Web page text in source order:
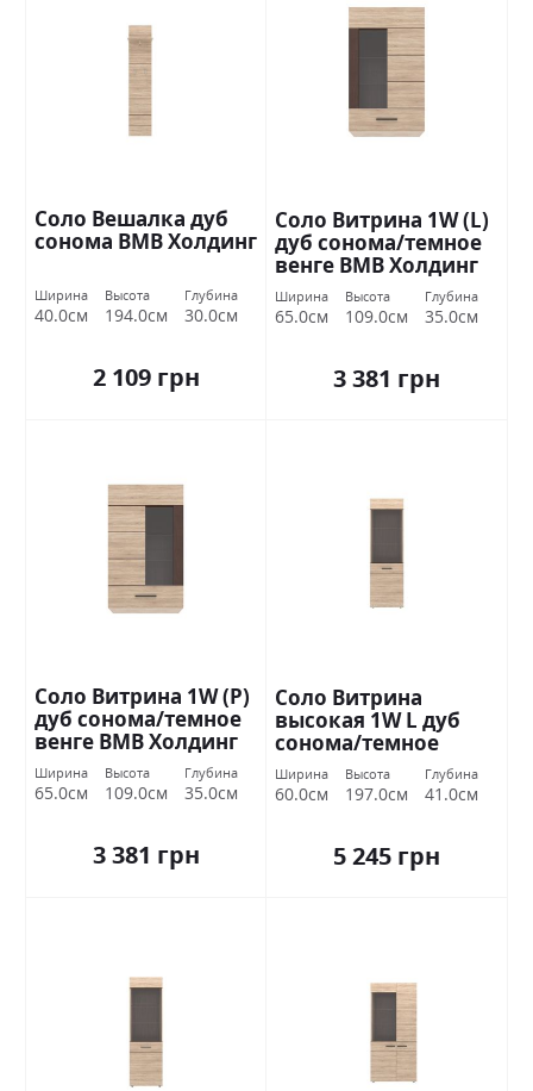
Соло Вешалка дуб
сонома ВМВ Холдинг
Ширина
40.0см
Высота
194.0см
Глубина
30.0см
2 109 грн
Соло Витрина 1W (L)
дуб сонома/темное
венге ВМВ Холдинг
Ширина
65.0см
Высота
109.0см
Глубина
35.0см
3 381 грн
Соло Витрина 1W (P)
дуб сонома/темное
венге ВМВ Холдинг
Ширина
65.0см
Высота
109.0см
Глубина
35.0см
3 381 грн
Соло Витрина
высокая 1W L дуб
сонома/темное
венге ВМВ Холдинг
Ширина
60.0см
Высота
197.0см
Глубина
41.0см
5 245 грн